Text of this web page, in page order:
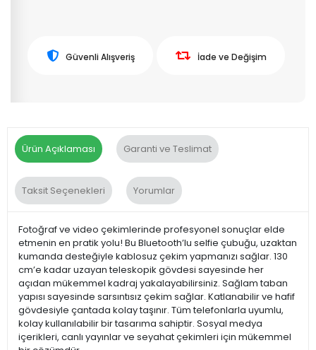
Güvenli Alışveriş İade ve Değişim
Ürün Açıklaması Garanti ve Teslimat
Taksit Seçenekleri Yorumlar
Fotoğraf ve video çekimlerinde profesyonel sonuçlar elde
etmenin en pratik yolu! Bu Bluetooth’lu selfie çubuğu, uzaktan
kumanda desteğiyle kablosuz çekim yapmanızı sağlar. 130
cm’e kadar uzayan teleskopik gövdesi sayesinde her
açıdan mükemmel kadraj yakalayabilirsiniz. Sağlam taban
yapısı sayesinde sarsıntısız çekim sağlar. Katlanabilir ve hafif
gövdesiyle çantada kolay taşınır. Tüm telefonlarla uyumlu,
kolay kullanılabilir bir tasarıma sahiptir. Sosyal medya
içerikleri, canlı yayınlar ve seyahat çekimleri için mükemmel